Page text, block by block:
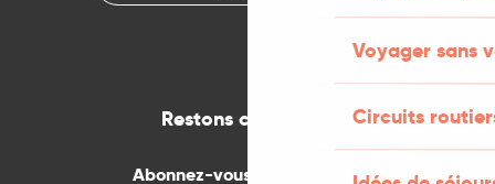
Voyager sans
Circuits
Restons connectés
Abonnez-vous gratuitement